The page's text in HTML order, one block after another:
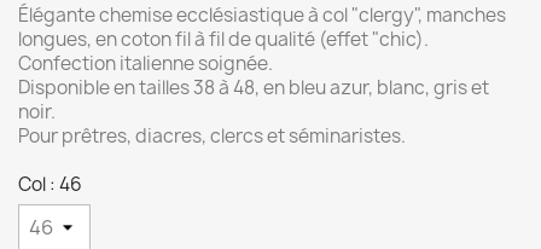
Élégante chemise ecclésiastique à col "clergy", manches
longues, en coton fil à fil de qualité (effet "chic).
Confection italienne soignée.
Disponible en tailles 38 à 48, en bleu azur, blanc, gris et
noir.
Pour prêtres, diacres, clercs et séminaristes.
Col : 46